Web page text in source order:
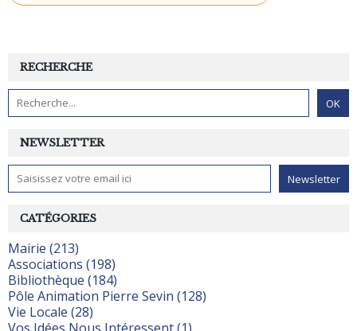
NEWSLETTER
RECHERCHE
CATÉGORIES
Mairie (213)
Associations (198)
Bibliothèque (184)
Pôle Animation Pierre Sevin (128)
Vie Locale (28)